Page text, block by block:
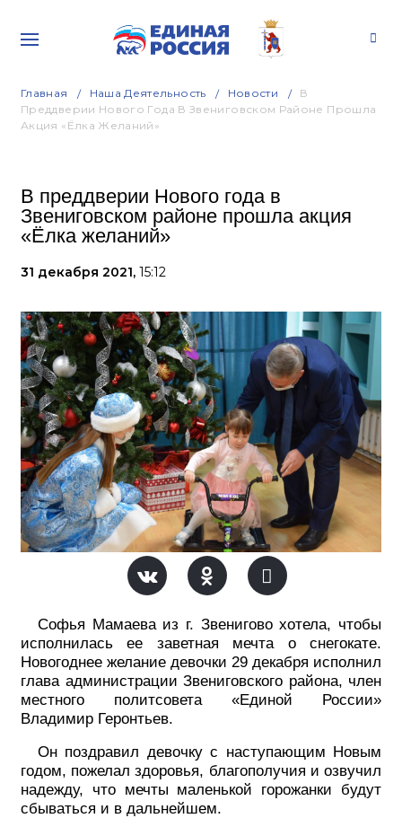
Главная Наша Деятельность Новости
В
Преддверии Нового Года В Звениговском Районе Прошла
Акция «Ёлка Желаний»
В преддверии Нового года в
Звениговском районе прошла акция
«Ёлка желаний»
31 декабря 2021, 15:12
Софья Мамаева из г. Звенигово хотела, чтобы
исполнилась ее заветная мечта о снегокате.
Новогоднее желание девочки 29 декабря исполнил
глава администрации Звениговского района, член
местного политсовета «Единой России»
Владимир Геронтьев.
Он поздравил девочку с наступающим Новым
годом, пожелал здоровья, благополучия и озвучил
надежду, что мечты маленькой горожанки будут
сбываться и в дальнейшем.